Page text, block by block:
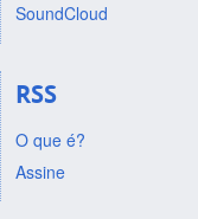
SoundCloud
RSS
O que é?
Assine